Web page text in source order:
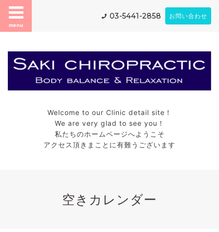
menu
03-5441-2858 お問い合わせ
Welcome to our Clinic detail site！
We are very glad to see you！
私たちのホームページへようこそ
アクセス頂きまことに有難うございます
空きカレンダー